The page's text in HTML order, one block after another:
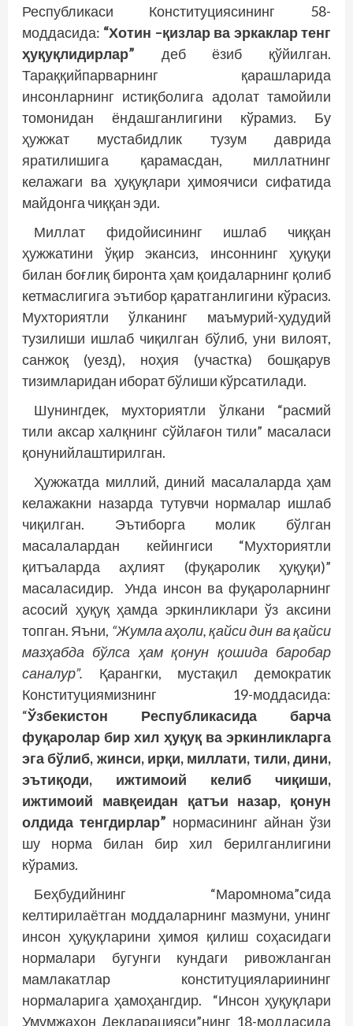
Республикаси Конституциясининг 58-
моддасида: “Хотин –қизлар ва эркаклар тенг
ҳуқуқлидирлар” деб ёзиб қўйилган.
Тараққийпарварнинг қарашларида
инсонларнинг истиқболига адолат тамойили
томонидан ёндашганлигини кўрамиз. Бу
ҳужжат мустабидлик тузум даврида
яратилишига қарамасдан, миллатнинг
келажаги ва ҳуқуқлари ҳимоячиси сифатида
майдонга чиққан эди.
Миллат фидойисининг ишлаб чиққан
ҳужжатини ўқир экансиз, инсоннинг ҳуқуқи
билан боғлиқ биронта ҳам қоидаларнинг қолиб
кетмаслигига эътибор қаратганлигини кўрасиз.
Мухториятли ўлканинг маъмурий-ҳудудий
тузилиши ишлаб чиқилган бўлиб, уни вилоят,
санжоқ (уезд), ноҳия (участка) бошқарув
тизимларидан иборат бўлиши кўрсатилади.
Шунингдек, мухториятли ўлкани “расмий
тили аксар халқнинг сўйлағон тили” масаласи
қонунийлаштирилган.
Ҳужжатда миллий, диний масалаларда ҳам
келажакни назарда тутувчи нормалар ишлаб
чиқилган. Эътиборга молик бўлган
масалалардан кейингиси “Мухториятли
қитъаларда аҳлият (фуқаролик ҳуқуқи)”
масаласидир. Унда инсон ва фуқароларнинг
асосий ҳуқуқ ҳамда эркинликлари ўз аксини
топган. Яъни, “Жумла аҳоли, қайси дин ва қайси
мазҳабда бўлса ҳам қонун қошида баробар
саналур”. Қарангки, мустақил демократик
Конституциямизнинг 19-моддасида:
“Ўзбекистон Республикасида барча
фуқаролар бир хил ҳуқуқ ва эркинликларга
эга бўлиб, жинси, ирқи, миллати, тили, дини,
эътиқоди, ижтимоий келиб чиқиши,
ижтимоий мавқеидан қатъи назар, қонун
олдида тенгдирлар” нормасининг айнан ўзи
шу норма билан бир хил берилганлигини
кўрамиз.
Беҳбудийнинг “Маромнома”сида
келтирилаётган моддаларнинг мазмуни, унинг
инсон ҳуқуқларини ҳимоя қилиш соҳасидаги
нормалари бугунги кундаги ривожланган
мамлакатлар конституциялариининг
нормаларига ҳамоҳангдир. “Инсон ҳуқуқлари
Умумжаҳон Декларацияси”нинг 18-моддасида